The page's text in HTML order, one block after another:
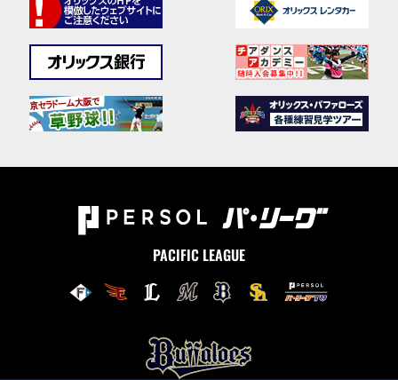
PACIFIC LEAGUE